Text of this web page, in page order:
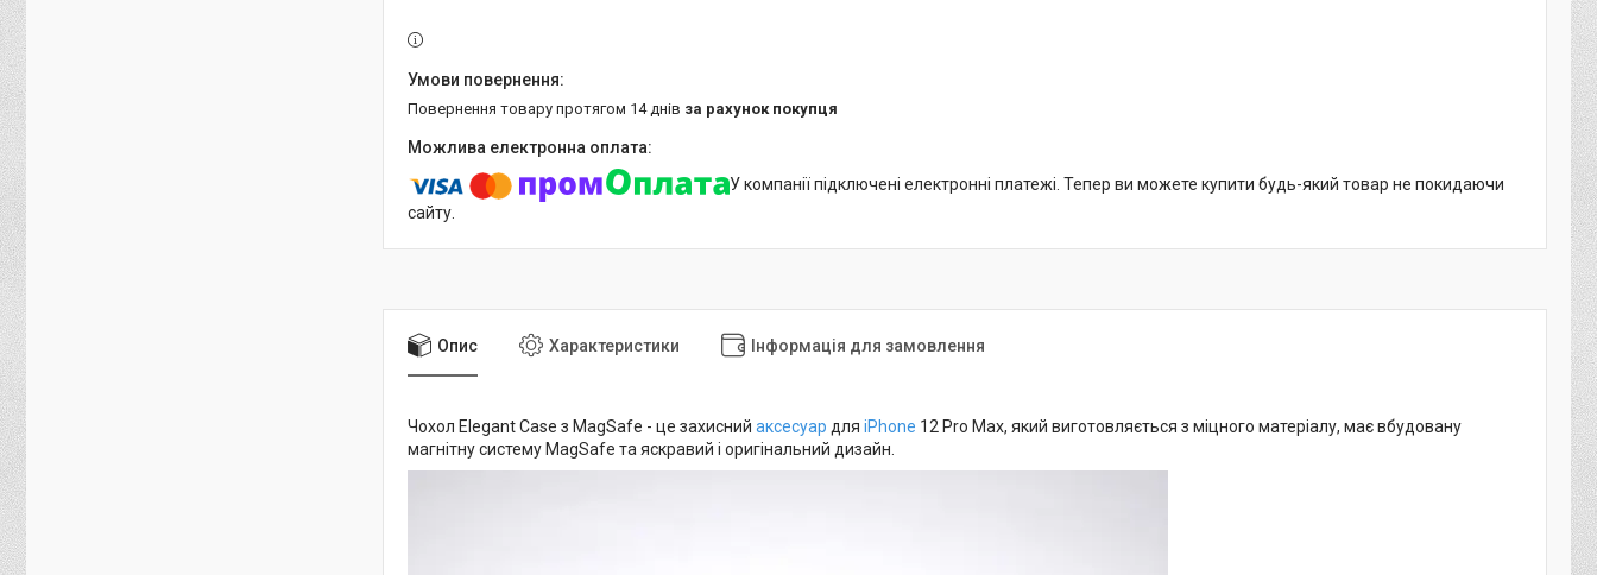
повернення товару протягом 14 днів за рахунок покупця
У компанії підключені електронні платежі. Тепер ви можете купити будь-який товар не покидаючи
сайту.
Опис Характеристики Інформація для замовлення
Чохол Elegant Case з MagSafe - це захисний аксесуар для iPhone 12 Pro Max, який виготовляється з міцного матеріалу, має вбудовану
магнітну систему MagSafe та яскравий і оригінальний дизайн.